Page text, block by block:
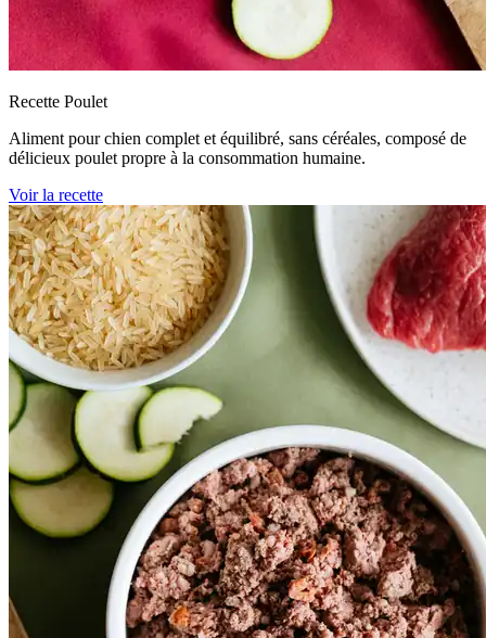
Recette Poulet
Aliment pour chien complet et équilibré, sans céréales, composé de
délicieux poulet propre à la consommation humaine.
Voir la recette